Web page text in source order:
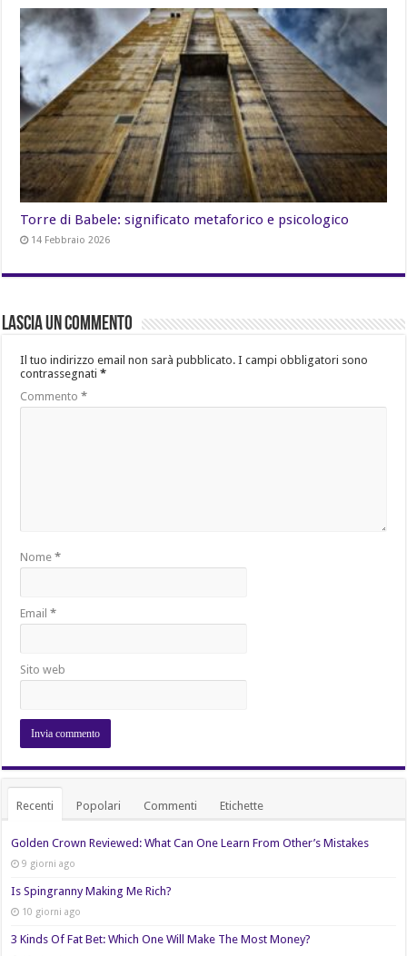
Torre di Babele: significato metaforico e psicologico
14 Febbraio 2026
Lascia un commento
Il tuo indirizzo email non sarà pubblicato. I campi obbligatori sono
contrassegnati*
Commento*
Nome*
Email*
Sito web
Recenti Popolari Commenti Etichette
Golden Crown Reviewed: What Can One Learn From Other’s Mistakes
9 giorni ago
Is Spingranny Making Me Rich?
10 giorni ago
3 Kinds Of Fat Bet: Which One Will Make The Most Money?